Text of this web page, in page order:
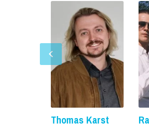
Thomas Karst